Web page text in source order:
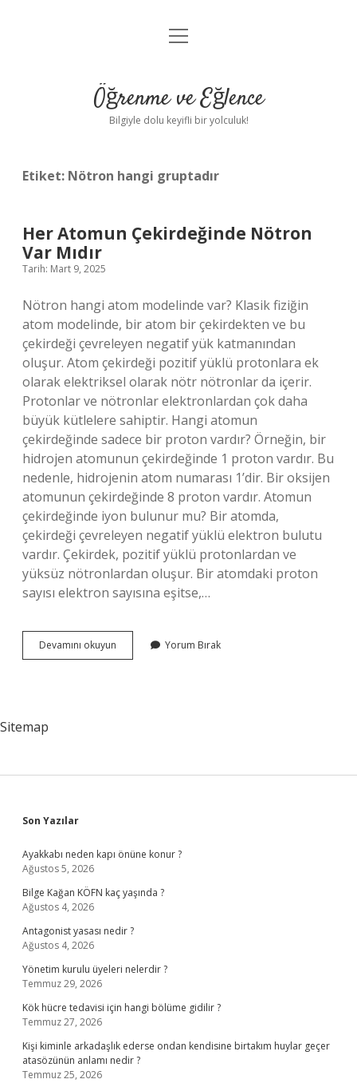
Anasayfa
Yasal Uyarı
menüyü
Öğrenme ve Eğlence
Bilgiyle dolu keyifli bir yolculuk!
Etiket: Nötron hangi gruptadır
Her Atomun Çekirdeğinde Nötron
Var Mıdır
Tarih: Mart 9, 2025
Nötron hangi atom modelinde var? Klasik fiziğin
atom modelinde, bir atom bir çekirdekten ve bu
çekirdeği çevreleyen negatif yük katmanından
oluşur. Atom çekirdeği pozitif yüklü protonlara ek
olarak elektriksel olarak nötr nötronlar da içerir.
Protonlar ve nötronlar elektronlardan çok daha
büyük kütlelere sahiptir. Hangi atomun
çekirdeğinde sadece bir proton vardır? Örneğin, bir
hidrojen atomunun çekirdeğinde 1 proton vardır. Bu
nedenle, hidrojenin atom numarası 1’dir. Bir oksijen
atomunun çekirdeğinde 8 proton vardır. Atomun
çekirdeğinde iyon bulunur mu? Bir atomda,
çekirdeği çevreleyen negatif yüklü elektron bulutu
vardır. Çekirdek, pozitif yüklü protonlardan ve
yüksüz nötronlardan oluşur. Bir atomdaki proton
sayısı elektron sayısına eşitse,…
Devamını okuyun
Atomun
Yorum Bırak
Sitemap
Sidebar
Son Yazılar
Ayakkabı neden kapı önüne konur ?
Ağustos 5, 2026
Bilge Kağan KÖFN kaç yaşında ?
Ağustos 4, 2026
Antagonist yasası nedir ?
Ağustos 4, 2026
Yönetim kurulu üyeleri nelerdir ?
Temmuz 29, 2026
Kök hücre tedavisi için hangi bölüme gidilir ?
Temmuz 27, 2026
Kişi kiminle arkadaşlık ederse ondan kendisine birtakım huylar geçer
atasözünün anlamı nedir ?
Temmuz 25, 2026